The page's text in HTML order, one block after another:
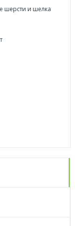
шерсти и шелка